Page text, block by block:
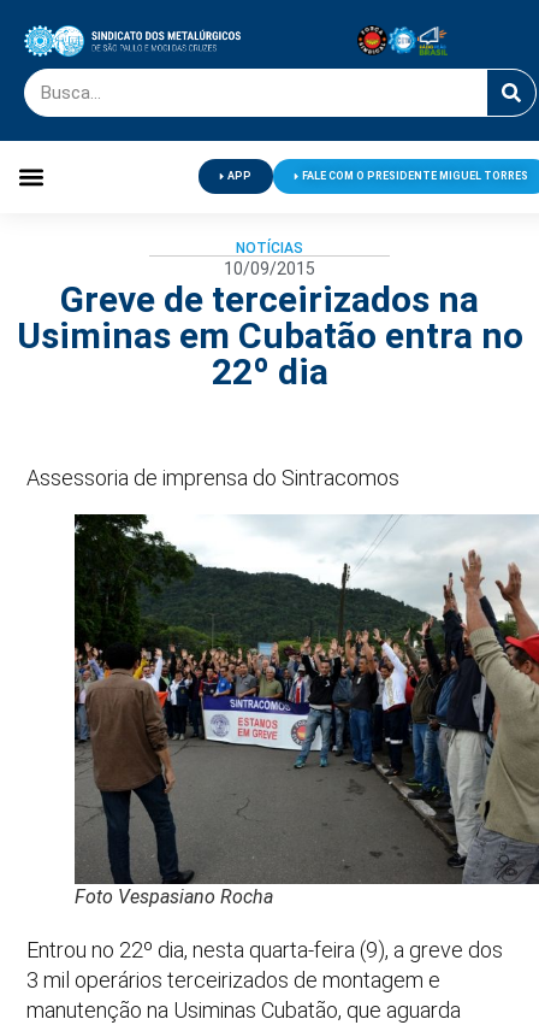
APP FALE COM O PRESIDENTE MIGUEL TORRES
NOTÍCIAS
10/09/2015
Greve de terceirizados na
Usiminas em Cubatão entra no
22º dia
Assessoria de imprensa do Sintracomos
Foto Vespasiano Rocha
Entrou no 22º dia, nesta quarta-feira (9), a greve dos
3 mil operários terceirizados de montagem e
manutenção na Usiminas Cubatão, que aguarda